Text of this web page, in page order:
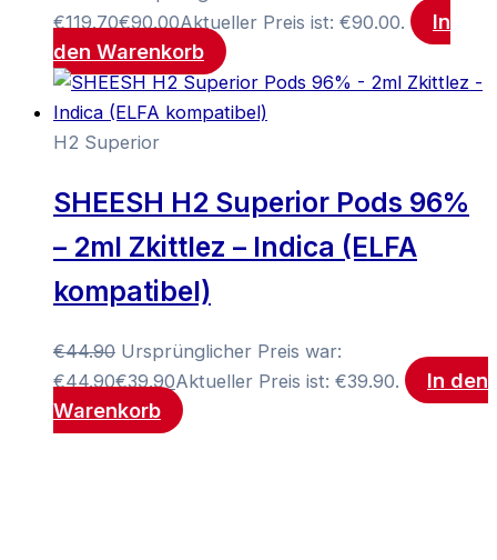
€119.70€90.00Aktueller Preis ist: €90.00.
In
den Warenkorb
H2 Superior
SHEESH H2 Superior Pods 96%
– 2ml Zkittlez – Indica (ELFA
kompatibel)
€44.90 Ursprünglicher Preis war:
€44.90€39.90Aktueller Preis ist: €39.90.
In den
Warenkorb